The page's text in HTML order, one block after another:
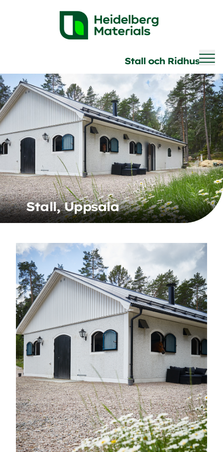
Stall och Ridhus
Stall, Uppsala